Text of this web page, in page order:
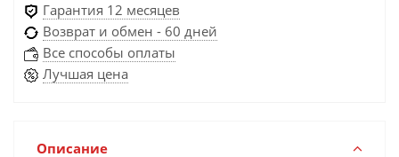
Гарантия 12 месяцев
Возврат и обмен - 60 дней
Все способы оплаты
Лучшая цена
Описание